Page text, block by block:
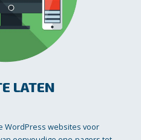
LATEN
WordPress websites voor